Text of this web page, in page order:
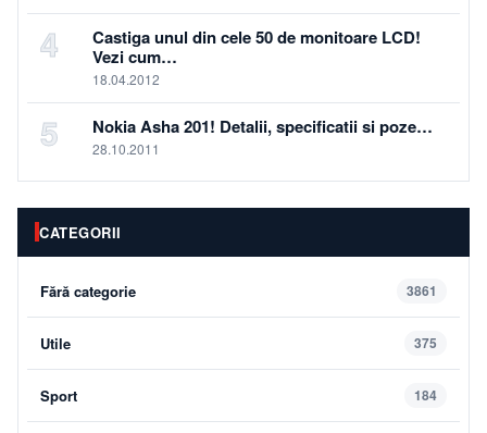
4
Castiga unul din cele 50 de monitoare LCD!
Vezi cum…
18.04.2012
5 Nokia Asha 201! Detalii, specificatii si poze…
28.10.2011
CATEGORII
Fără categorie 3861
Utile 375
Sport 184